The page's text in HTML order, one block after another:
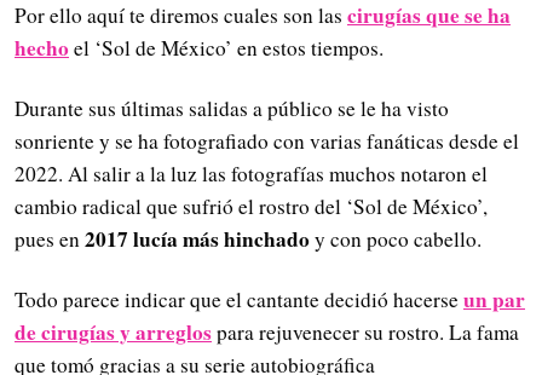
Por ello aquí te diremos cuales son las cirugías que se ha
hechoel ‘Sol de México’ en estos tiempos.
Durante sus últimas salidas a público se le ha visto
sonriente y se ha fotografiado con varias fanáticas desde el
2022. Al salir a la luz las fotografías muchos notaron el
cambio radical que sufrió el rostro del ‘Sol de México’,
pues en2017 lucía más hinchadoy con poco cabello.
Todo parece indicar que el cantante decidió hacerseun par
de cirugías y arreglospara rejuvenecer su rostro. La fama
que tomó gracias a su serie autobiográfica